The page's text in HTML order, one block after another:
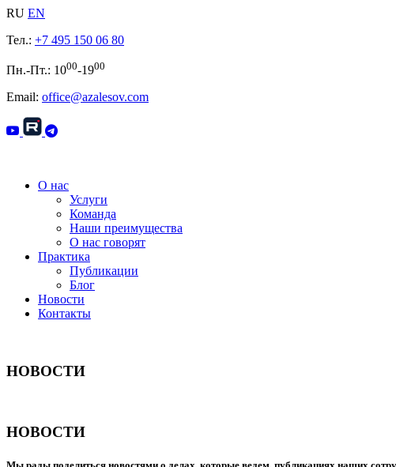
RU EN
Тел.: +7 495 150 06 80
Пн.-Пт.: 1000-1900
Email: office@azalesov.com
О нас
Услуги
Команда
Наши преимущества
О нас говорят
Практика
Публикации
Блог
Новости
Контакты
НОВОСТИ
НОВОСТИ